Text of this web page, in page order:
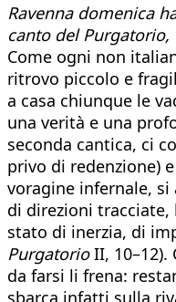
Ravenna domenica
canto del
Come ogni non
ritrovo piccolo e
a casa chiunque le
una verità e una
seconda cantica, ci
privo di redenzione)
voragine infernale, si
di direzioni tracciate,
stato di inerzia, di
PurgatorioII, 10–12).
da farsi li frena:
sbarca infatti sulla